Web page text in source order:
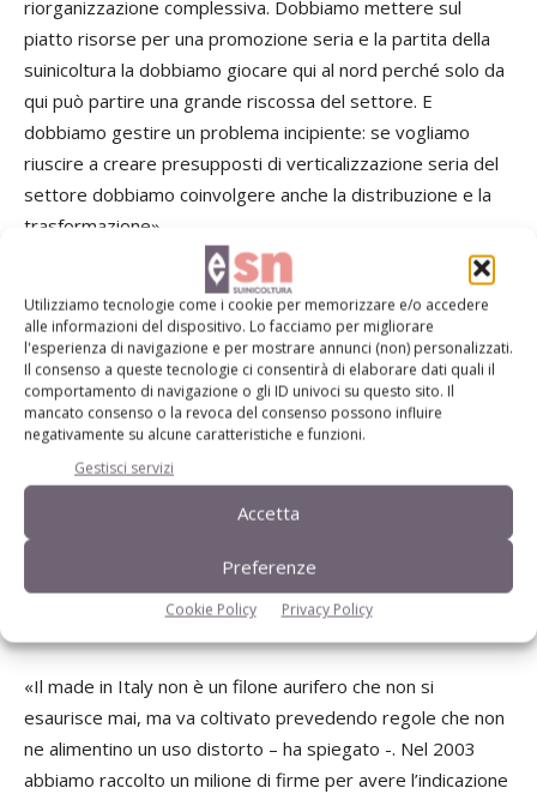
Utilizziamo tecnologie come i cookie per memorizzare e/o accedere
alle informazioni del dispositivo. Lo facciamo per migliorare
l'esperienza di navigazione e per mostrare annunci (non) personalizzati.
Il consenso a queste tecnologie ci consentirà di elaborare dati quali il
comportamento di navigazione o gli ID univoci su questo sito. Il
mancato consenso o la revoca del consenso possono influire
negativamente su alcune caratteristiche e funzioni.
Gestisci servizi
Accetta
Preferenze
Cookie Policy Privacy Policy
riorganizzazione complessiva. Dobbiamo mettere sul
piatto risorse per una promozione seria e la partita della
suinicoltura la dobbiamo giocare qui al nord perché solo da
qui può partire una grande riscossa del settore. E
dobbiamo gestire un problema incipiente: se vogliamo
riuscire a creare presupposti di verticalizzazione seria del
settore dobbiamo coinvolgere anche la distribuzione e la
trasformazione».
GIORGIO APOSTOLI: «LA
VALORIZZAZIONE INIZIA
DALLE SCROFAIE»
Rilanciare sull’italianità reale dei prodotti sembra che sia
per Coldiretti una via obbligata: ne è convinto anche il
responsabile zootecnico nazionale, Giorgio Apostoli,
seppur con i necessari distinguo.
«Il made in Italy non è un filone aurifero che non si
esaurisce mai, ma va coltivato prevedendo regole che non
ne alimentino un uso distorto – ha spiegato -. Nel 2003
abbiamo raccolto un milione di firme per avere l’indicazione